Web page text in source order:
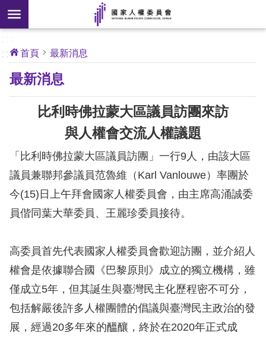
前往主要內容區塊
搜
尋
開
新
核
心
人
權
於
本
會
最
消
息
人
權
業
:::
首頁 最新消息
最新消息
比利時佛拉蒙大區議員訪團來訪
與人權會交流人權議題
「比利時佛拉蒙大區議員訪團」一行9人，由該大區
議員兼聯邦參議員范魯維（Karl Vanlouwe）率團於
今(15)日上午拜會國家人權委員會，由主席高涌誠委
員偕同葉大華委員、王麗珍委員接待。
高委員首先代表國家人權委員會歡迎訪團，並介紹人
權會是依據聯合國《巴黎原則》成立的獨立機構，雖
僅成立5年，但其誕生與臺灣民主化歷程密不可分，
包括解嚴後許多人權團體的倡議與臺灣民主政治的發
展，經過20多年來的醞釀，終於在2020年正式成